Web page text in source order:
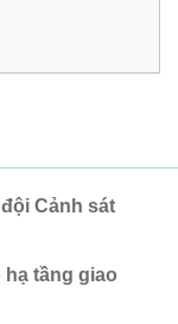
Cảnh sát
hạ tầng giao